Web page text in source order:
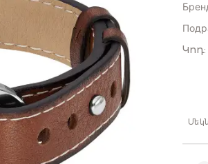
Կոդ: